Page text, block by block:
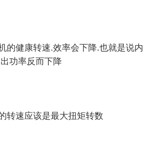
的健康转速.效率会下降.也就是说内
功率反而下降
转速应该是最大扭矩转数